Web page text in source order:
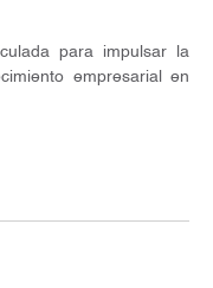
para impulsar la
empresarial en